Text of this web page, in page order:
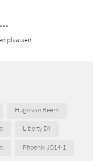
plaatsen.
Hugo van Beem
Liberty D4
Phoenix JO14-1